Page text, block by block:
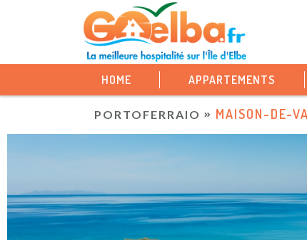
HOME APPARTEMENTS
PORTOFERRAIO MAISON-DE-